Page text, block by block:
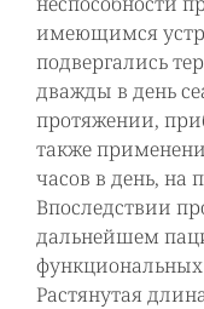
имеющимся
подвергались
дважды в день
протяжении,
также
часов в день, на
Впоследствии
дальнейшем
Растянутая